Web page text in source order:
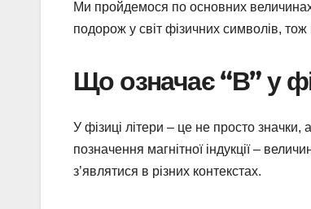
Ми пройдемося по основних
подорож у світ фізичних символів,
Що означає “В” у
У фізиці літери – це не просто значки,
позначення магнітної індукції –
з’являтися в різних контекстах.